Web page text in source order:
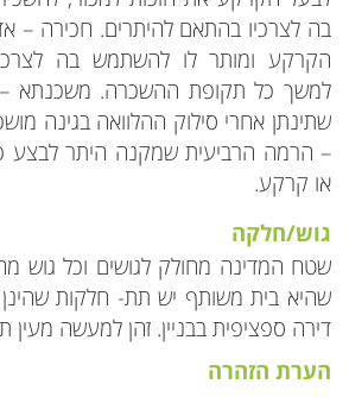
בה לצרכיו בהתאם להיתרים. חכירה –
הקרקע ומותר לו להשתמש בה
למשך כל תקופת ההשכרה. משכנתא
שתינתן אחרי סילוק ההלוואה בגינה
– הרמה הרביעית שמקנה היתר לבצע
או קרקע.
גוש/חלקה
שטח המדינה מחולק לגושים וכל גוש
שהיא בית משותף יש תת- חלקות
דירה ספציפית בבניין. זהן למעשה מעין
הערת הזהרה